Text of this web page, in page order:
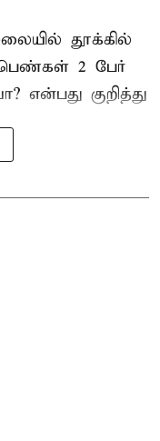
தூக்கில்
2 பேர்
குறித்து